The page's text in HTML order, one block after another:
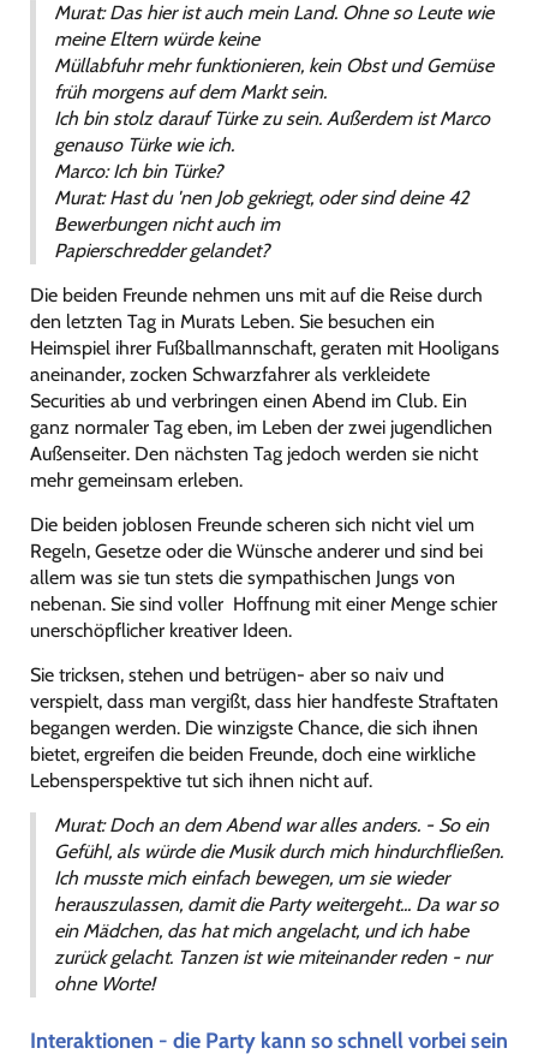
Murat:Das hier ist auch mein Land. Ohne so Leute wie
meine Eltern würde keine
Müllabfuhr mehr funktionieren, kein Obst und Gemüse
früh morgens auf dem Markt sein.
Ich bin stolz darauf Türke zu sein. Außerdem ist Marco
genauso Türke wie ich.
Marco:Ich bin Türke?
Murat:Hast du 'nen Job gekriegt, oder sind deine 42
Bewerbungen nicht auch im
Papierschredder gelandet?
Die beiden Freunde nehmen uns mit auf die Reise durch
den letzten Tag in Murats Leben. Sie besuchen ein
Heimspiel ihrer Fußballmannschaft, geraten mit Hooligans
aneinander, zocken Schwarzfahrer als verkleidete
Securities ab und verbringen einen Abend im Club. Ein
ganz normaler Tag eben, im Leben der zwei jugendlichen
Außenseiter. Den nächsten Tag jedoch werden sie nicht
mehr gemeinsam erleben.
Die beiden joblosen Freunde scheren sich nicht viel um
Regeln, Gesetze oder die Wünsche anderer und sind bei
allem was sie tun stets die sympathischen Jungs von
nebenan. Sie sind voller Hoffnung mit einer Menge schier
unerschöpflicher kreativer Ideen.
Sie tricksen, stehen und betrügen- aber so naiv und
verspielt, dass man vergißt, dass hier handfeste Straftaten
begangen werden. Die winzigste Chance, die sich ihnen
bietet, ergreifen die beiden Freunde, doch eine wirkliche
Lebensperspektive tut sich ihnen nicht auf.
Murat:Doch an dem Abend war alles anders. - So ein
Gefühl, als würde die Musik durch mich hindurchfließen.
Ich musste mich einfach bewegen, um sie wieder
herauszulassen, damit die Party weitergeht... Da war so
ein Mädchen, das hat mich angelacht, und ich habe
zurück gelacht. Tanzen ist wie miteinander reden - nur
ohne Worte!
Interaktionen - die Party kann so schnell vorbei sein